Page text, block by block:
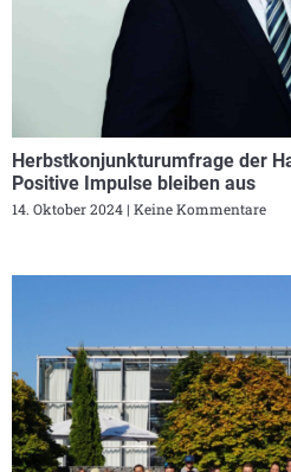
Herbstkonjunkturumfrage der
Positive Impulse bleiben aus
14. Oktober 2024 Keine Kommentare